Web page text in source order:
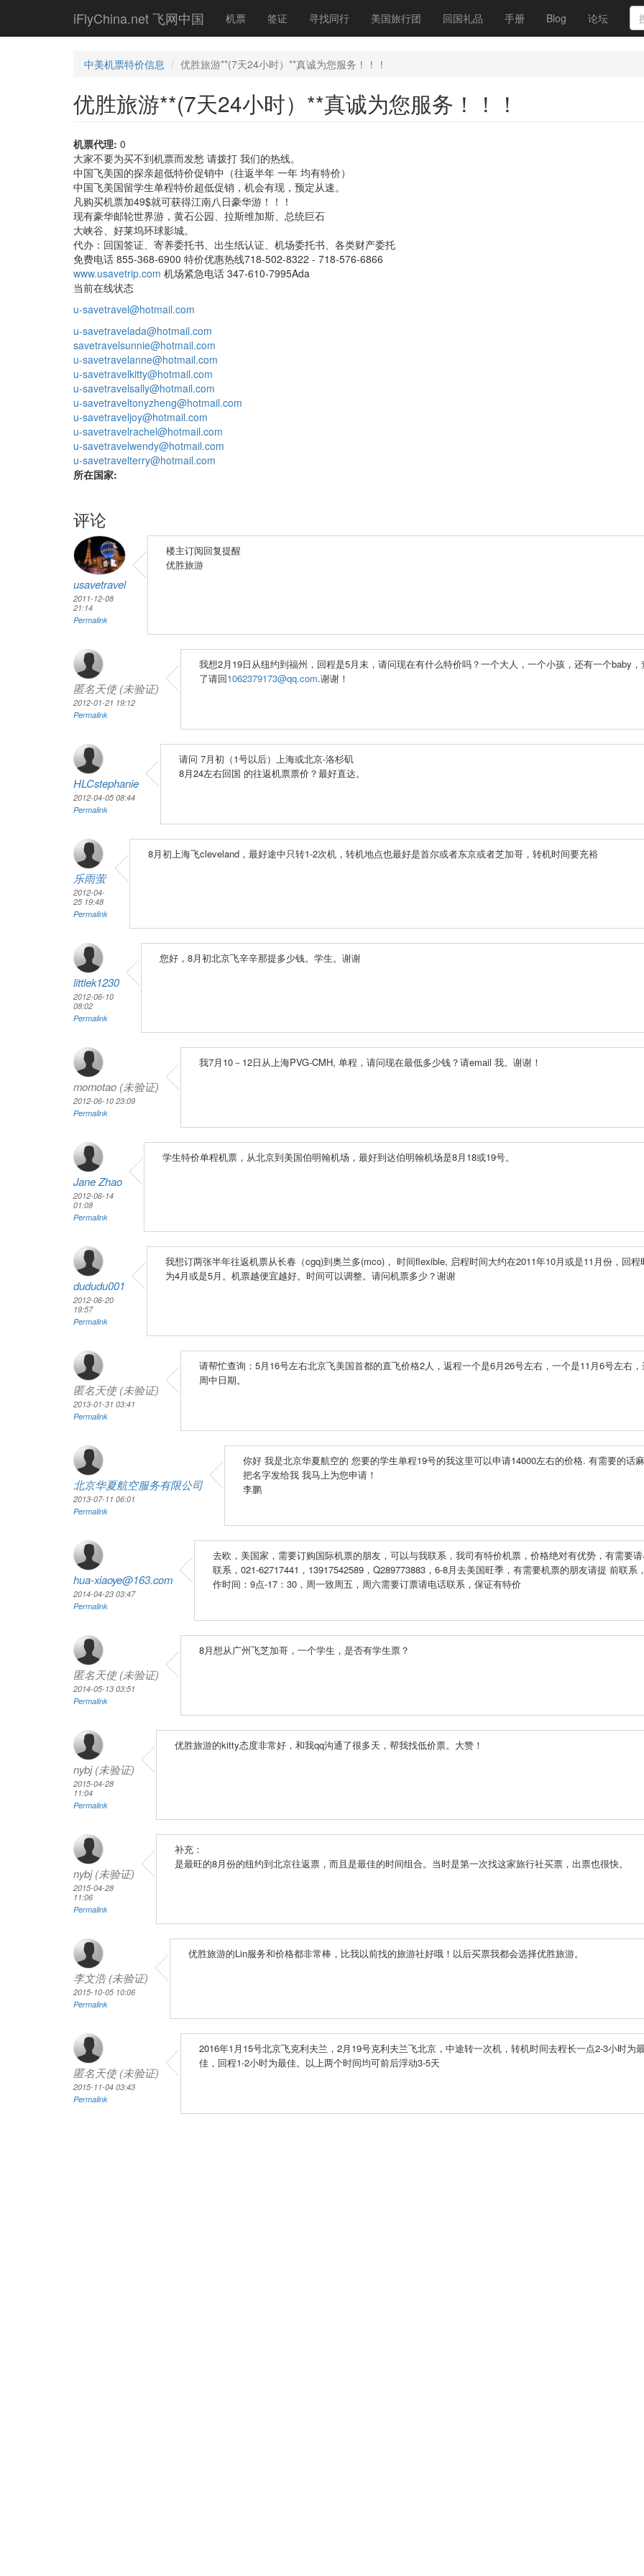
main
iFlyChina.net 飞网中国 机票 签证 寻找同行 美国旅行团 回国礼品 手册 Blog 论坛
中美机票特价信息 优胜旅游**(7天24小时）**真诚为您服务！！！
优胜旅游**(7天24小时）**真诚为您服务！！！
机票代理: 0
大家不要为买不到机票而发愁 请拨打 我们的热线。
中国飞美国的探亲超低特价促销中（往返半年 一年 均有特价）
中国飞美国留学生单程特价超低促销，机会有现，预定从速。
凡购买机票加49$就可获得江南八日豪华游！！！
现有豪华邮轮世界游，黄石公园、拉斯维加斯、总统巨石
大峡谷、好莱坞环球影城。
代办：回国签证、寄养委托书、出生纸认证、机场委托书、各类财产委托
免费电话 855-368-6900 特价优惠热线718-502-8322 - 718-576-6866
www.usavetrip.com 机场紧急电话 347-610-7995Ada
当前在线状态
u-savetravel@hotmail.com
u-savetravelada@hotmail.com
savetravelsunnie@hotmail.com
u-savetravelanne@hotmail.com
u-savetravelkitty@hotmail.com
u-savetravelsally@hotmail.com
u-savetraveltonyzheng@hotmail.com
u-savetraveljoy@hotmail.com
u-savetravelrachel@hotmail.com
u-savetravelwendy@hotmail.com
u-savetravelterry@hotmail.com
所在国家:
评论
usavetravel
2011-12-08
21:14
Permalink
楼主订阅回复提醒
优胜旅游
匿名天使 (未验证)
2012-01-21 19:12
Permalink
我想2月19日从纽约到福州，回程是5月末，请问现在有什么特价吗？一个大人，一个小孩，还有一个baby，
了请回1062379173@qq.com.谢谢！
HLCstephanie
2012-04-05 08:44
Permalink
请问 7月初（1号以后）上海或北京-洛杉矶
8月24左右回国 的往返机票票价？最好直达。
乐雨萤
2012-04-
25 19:48
Permalink
8月初上海飞cleveland，最好途中只转1-2次机，转机地点也最好是首尔或者东京或者芝加哥，转机时间要充裕
littlek1230
2012-06-10
08:02
Permalink
您好，8月初北京飞辛辛那提多少钱。学生。谢谢
momotao (未验证)
2012-06-10 23:09
Permalink
我7月10－12日从上海PVG-CMH, 单程，请问现在最低多少钱？请email 我。谢谢！
Jane Zhao
2012-06-14
01:08
Permalink
学生特价单程机票，从北京到美国伯明翰机场，最好到达伯明翰机场是8月18或19号。
dududu001
2012-06-20
19:57
Permalink
我想订两张半年往返机票从长春（cgq)到奥兰多(mco)， 时间flexible, 启程时间大约在2011年10月或是11月份，回程
为4月或是5月。机票越便宜越好。时间可以调整。请问机票多少？谢谢
匿名天使 (未验证)
2013-01-31 03:41
Permalink
请帮忙查询：5月16号左右北京飞美国首都的直飞价格2人，返程一个是6月26号左右，一个是11月6号左右
周中日期。
北京华夏航空服务有限公司
2013-07-11 06:01
Permalink
你好 我是北京华夏航空的 您要的学生单程19号的我这里可以申请14000左右的价格. 有需要的话
把名字发给我 我马上为您申请！
李鹏
hua-xiaoye@163.com
2014-04-23 03:47
Permalink
去欧，美国家，需要订购国际机票的朋友，可以与我联系，我司有特价机票，价格绝对有优势，有需要
联系，021-62717441，13917542589，Q289773883，6-8月去美国旺季，有需要机票的朋友请提 前联系
作时间：9点-17：30，周一致周五，周六需要订票请电话联系，保证有特价
匿名天使 (未验证)
2014-05-13 03:51
Permalink
8月想从广州飞芝加哥，一个学生，是否有学生票？
nybj (未验证)
2015-04-28
11:04
Permalink
优胜旅游的kitty态度非常好，和我qq沟通了很多天，帮我找低价票。大赞！
nybj (未验证)
2015-04-28
11:06
Permalink
补充：
是最旺的8月份的纽约到北京往返票，而且是最佳的时间组合。当时是第一次找这家旅行社买票，出票也很快。
李文浩 (未验证)
2015-10-05 10:06
Permalink
优胜旅游的Lin服务和价格都非常棒，比我以前找的旅游社好哦！以后买票我都会选择优胜旅游。
匿名天使 (未验证)
2015-11-04 03:43
Permalink
2016年1月15号北京飞克利夫兰，2月19号克利夫兰飞北京，中途转一次机，转机时间去程长一点2-3小时为
佳，回程1-2小时为最佳。以上两个时间均可前后浮动3-5天